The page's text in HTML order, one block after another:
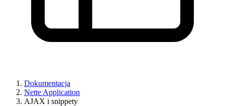
Dokumentacja
Nette Application
AJAX i snippety